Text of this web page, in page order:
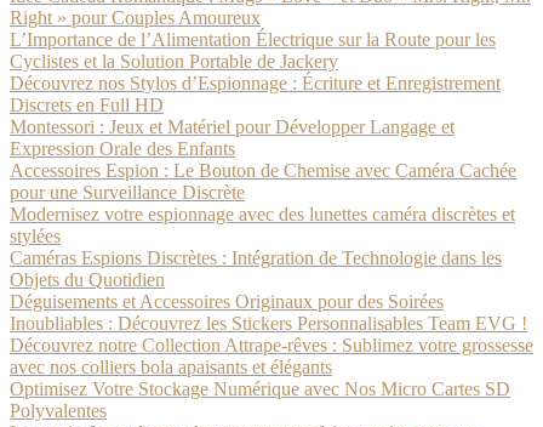
Right » pour Couples Amoureux
L’Importance de l’Alimentation Électrique sur la Route pour les
Cyclistes et la Solution Portable de Jackery
Découvrez nos Stylos d’Espionnage : Écriture et Enregistrement
Discrets en Full HD
Montessori : Jeux et Matériel pour Développer Langage et
Expression Orale des Enfants
Accessoires Espion : Le Bouton de Chemise avec Caméra Cachée
pour une Surveillance Discrète
Modernisez votre espionnage avec des lunettes caméra discrètes et
stylées
Caméras Espions Discrètes : Intégration de Technologie dans les
Objets du Quotidien
Déguisements et Accessoires Originaux pour des Soirées
Inoubliables : Découvrez les Stickers Personnalisables Team EVG !
Découvrez notre Collection Attrape-rêves : Sublimez votre grossesse
avec nos colliers bola apaisants et élégants
Optimisez Votre Stockage Numérique avec Nos Micro Cartes SD
Polyvalentes